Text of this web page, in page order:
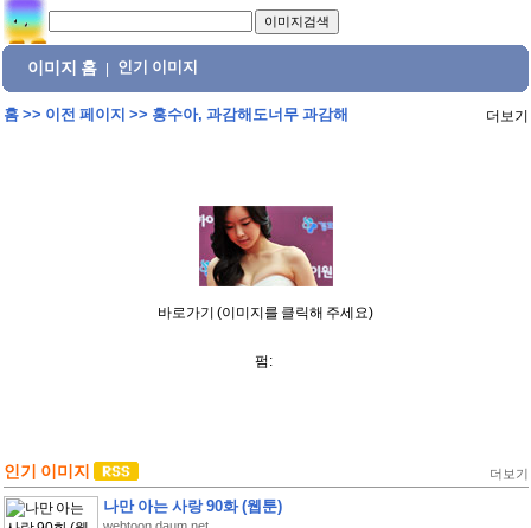
이미지 홈 인기 이미지
홈>> 이전 페이지 >> 홍수아, 과감해도너무 과감해 더보기
바로가기 (이미지를 클릭해 주세요)
펌:
인기 이미지 더보기
나만 아는 사랑 90화 (웹툰)